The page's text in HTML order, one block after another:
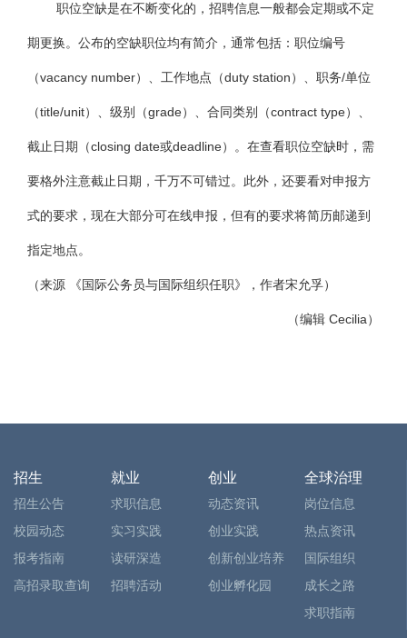
职位空缺是在不断变化的，招聘信息一般都会定期或不定
期更换。公布的空缺职位均有简介，通常包括：职位编号
（vacancy number）、工作地点（duty station）、职务/单位
（title/unit）、级别（grade）、合同类别（contract type）、
截止日期（closing date或deadline）。在查看职位空缺时，需
要格外注意截止日期，千万不可错过。此外，还要看对申报方
式的要求，现在大部分可在线申报，但有的要求将简历邮递到
指定地点。
（来源 《国际公务员与国际组织任职》，作者宋允孚）
（编辑 Cecilia）
招生
招生公告
校园动态
报考指南
高招录取查询
就业
求职信息
实习实践
读研深造
招聘活动
创业
动态资讯
创业实践
创新创业培养
创业孵化园
全球治理
岗位信息
热点资讯
国际组织
成长之路
求职指南